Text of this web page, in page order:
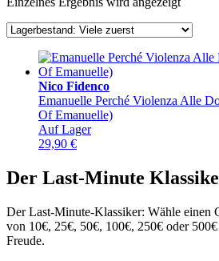
Nico Fidenco
Emanuelle Perché Violenza Alle
Of Emanuelle)
Auf Lager
29,90 €
Der Last-Minute
Der Last-Minute-Klassiker: Wähle einen
von 10€, 25€, 50€, 100€, 250€ oder
Freude.